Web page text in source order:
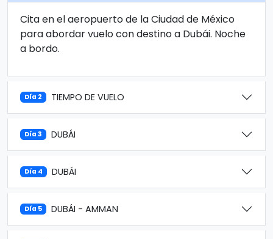
Cita en el aeropuerto de la Ciudad de México
para abordar vuelo con destino a Dubái. Noche
a bordo.
Día 2 TIEMPO DE VUELO
Día 3 DUBÁI
Día 4 DUBÁI
Día 5 DUBÁI - AMMAN